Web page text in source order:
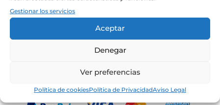
Gestionar los servicios
Aceptar
Denegar
Ver preferencias
Política de cookiesPolítica de PrivacidadAviso Legal
Devoluciones
Condiciones Generales de Venta